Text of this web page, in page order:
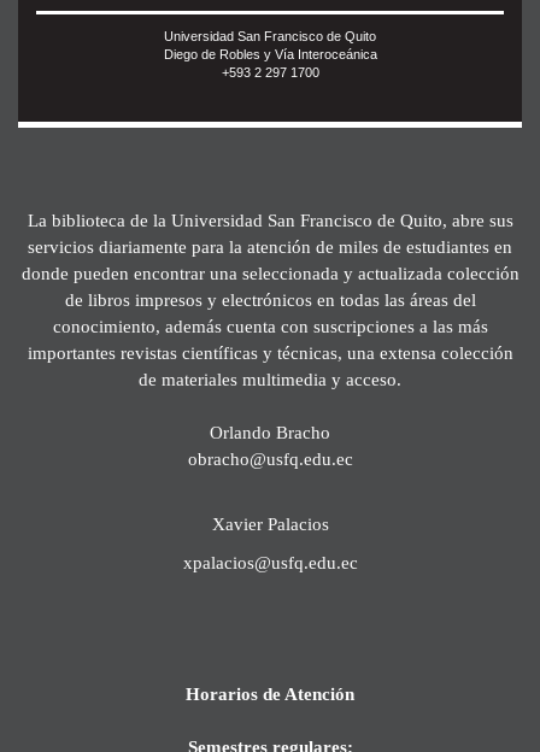
Universidad San Francisco de Quito
Diego de Robles y Vía Interoceánica
+593 2 297 1700
La biblioteca de la Universidad San Francisco de Quito, abre sus
servicios diariamente para la atención de miles de estudiantes en
donde pueden encontrar una seleccionada y actualizada colección
de libros impresos y electrónicos en todas las áreas del
conocimiento, además cuenta con suscripciones a las más
importantes revistas científicas y técnicas, una extensa colección
de materiales multimedia y acceso.
Orlando Bracho
obracho@usfq.edu.ec
Xavier Palacios
xpalacios@usfq.edu.ec
Horarios de Atención
Semestres regulares: